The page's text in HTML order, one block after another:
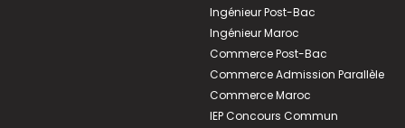
Ingénieur Post-Bac
Ingénieur Maroc
Commerce Post-Bac
Commerce Admission Parallèle
Commerce Maroc
IEP Concours Commun